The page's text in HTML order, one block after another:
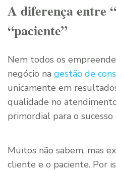
A diferença entre
“paciente”
Nem todos os
negócio na gestão de
unicamente em
qualidade no
primordial para o
Muitos não sabem, mas
cliente e o paciente. Por